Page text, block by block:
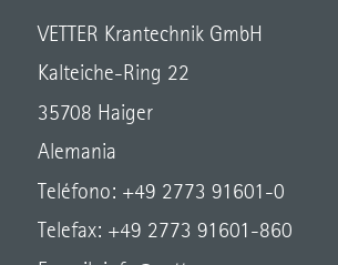
VETTER Krantechnik GmbH
Kalteiche-Ring 22
35708 Haiger
Alemania
Teléfono: +49 2773 91601-0
Telefax: +49 2773 91601-860